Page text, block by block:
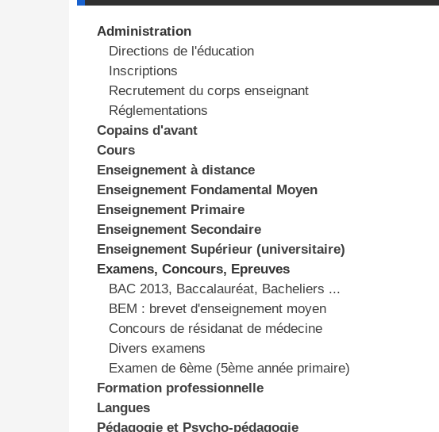
Administration
Directions de l'éducation
Inscriptions
Recrutement du corps enseignant
Réglementations
Copains d'avant
Cours
Enseignement à distance
Enseignement Fondamental Moyen
Enseignement Primaire
Enseignement Secondaire
Enseignement Supérieur (universitaire)
Examens, Concours, Epreuves
BAC 2013, Baccalauréat, Bacheliers ...
BEM : brevet d'enseignement moyen
Concours de résidanat de médecine
Divers examens
Examen de 6ème (5ème année primaire)
Formation professionnelle
Langues
Pédagogie et Psycho-pédagogie